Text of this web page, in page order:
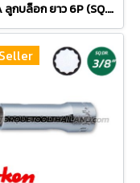
3300A ลูกบล็อก ยาว 6P (SQ.DR.3/8") Deep Sockets